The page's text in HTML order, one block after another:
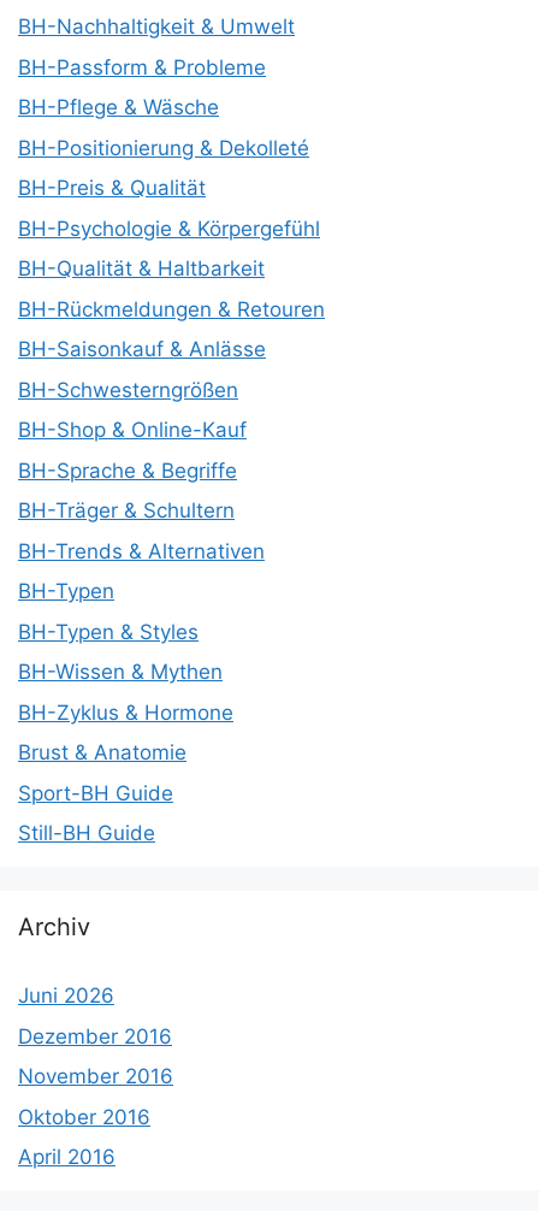
BH-Nachhaltigkeit & Umwelt
BH-Passform & Probleme
BH-Pflege & Wäsche
BH-Positionierung & Dekolleté
BH-Preis & Qualität
BH-Psychologie & Körpergefühl
BH-Qualität & Haltbarkeit
BH-Rückmeldungen & Retouren
BH-Saisonkauf & Anlässe
BH-Schwesterngrößen
BH-Shop & Online-Kauf
BH-Sprache & Begriffe
BH-Träger & Schultern
BH-Trends & Alternativen
BH-Typen
BH-Typen & Styles
BH-Wissen & Mythen
BH-Zyklus & Hormone
Brust & Anatomie
Sport-BH Guide
Still-BH Guide
Archiv
Juni 2026
Dezember 2016
November 2016
Oktober 2016
April 2016